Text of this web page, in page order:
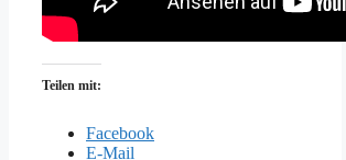
Teilen mit:
Facebook
E-Mail